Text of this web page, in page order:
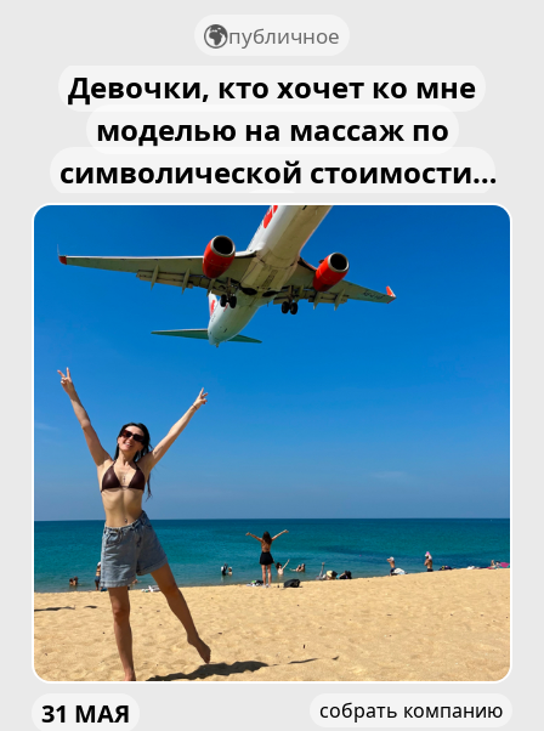
публичное
Девочки, кто хочет ко мне
моделью на массаж по
символической стоимости?
💆🏻‍♀️
31 МАЯ
собрать компанию